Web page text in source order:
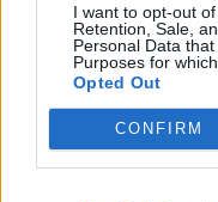
I want to opt-out
Retention, Sale,
Personal Data
Purposes for
Opted Out
CONFIRM